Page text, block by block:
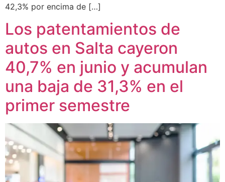
42,3% por encima de […]
Los patentamientos de
autos en Salta cayeron
40,7% en junio y acumulan
una baja de 31,3% en el
primer semestre